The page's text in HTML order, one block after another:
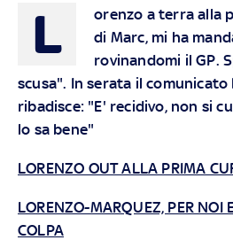
L
orenzo a terra alla
di Marc, mi ha
rovinandomi il GP.
scusa". In serata il
ribadisce: "E' recidivo, non si
lo sa bene"
LORENZO OUT ALLA PRIMA
LORENZO-MARQUEZ, PER NOI
COLPA